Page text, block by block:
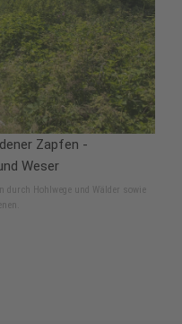
Zapfen -
Weser
durch Hohlwege und Wälder sowie